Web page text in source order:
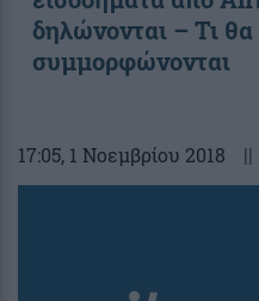
δηλώνονται – Τι θα
συμμορφώνονται
17:05, 1 Νοεμβρίου 2018 ||